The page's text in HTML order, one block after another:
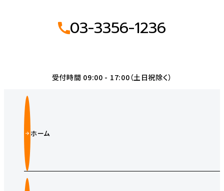
03-3356-1236
受付時間 09:00 - 17:00（土日祝除く）
ホーム